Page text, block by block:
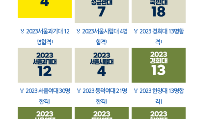
🏅 2023서울과기대 12
명합격!
🏅 2023서울시립대 4명
합격!
🏅 2023 경희대 13명합
격!
🏅 2023 서울여대 30명
합격!
🏅 2023 동덕여대 21명
합격!
🏅 2023 한양대 13명합
격!